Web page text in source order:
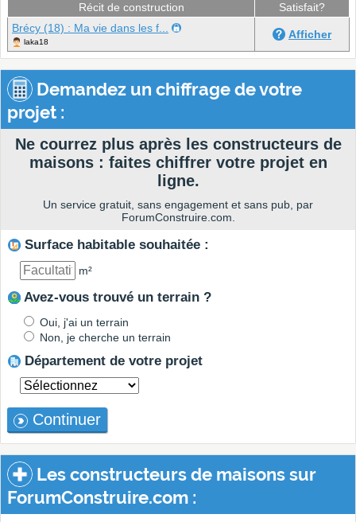
Récit de construction
Satisfait?
Brécy (18) : Ma vie dans les f...
laka18
Afficher
Demandez un chiffrage de votre
projet :
Ne courrez plus après les constructeurs de
maisons : faites chiffrer votre projet en
ligne.
Un service gratuit, sans engagement et sans pub, par
ForumConstruire.com.
Surface habitable souhaitée :
m²
Avez-vous trouvé un terrain ?
Oui, j'ai un terrain
Non, je cherche un terrain
Département de votre projet
Continuer
Les constructeurs de maisons sur
ForumConstruire.com :